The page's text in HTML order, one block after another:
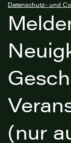
Datenschutz- und
(nur